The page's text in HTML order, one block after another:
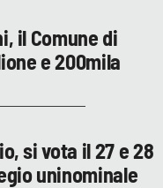
il Comune di
e 200mila
si vota il 27 e 28
uninominale